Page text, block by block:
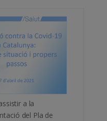
a la
del Pla de